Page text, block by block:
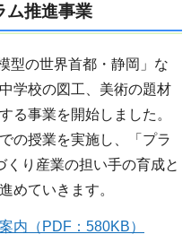
ム推進事業
型の世界首都・静岡」な
学校の図工、美術の題材
る事業を開始しました。
の授業を実施し、「プラ
り産業の担い手の育成と
めていきます。
内（PDF：580KB）